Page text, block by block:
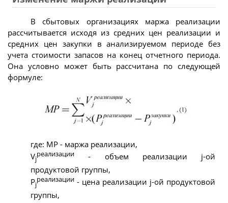
В сбытовых организациях маржа реализации
рассчитывается исходя из средних цен реализации и
средних цен закупки в анализируемом периоде без
учета стоимости запасов на конец отчетного периода.
Она условно может быть рассчитана по следующей
формуле:
где: МР - маржа реализации,
Vj
реализации - объем реализации j-ой
продуктовой группы,
Pj
реализации - цена реализации j-ой продуктовой
группы,